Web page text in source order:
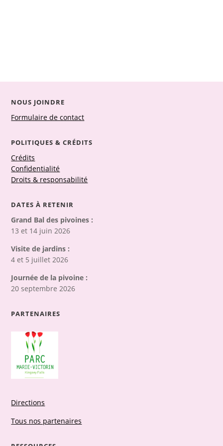
NOUS JOINDRE
Formulaire de contact
POLITIQUES & CRÉDITS
Crédits
Confidentialité
Droits & responsabilité
DATES À RETENIR
Grand Bal des pivoines :
13 et 14 juin 2026
Visite de jardins :
4 et 5 juillet 2026
Journée de la pivoine :
20 septembre 2026
PARTENAIRES
Directions
Tous nos partenaires